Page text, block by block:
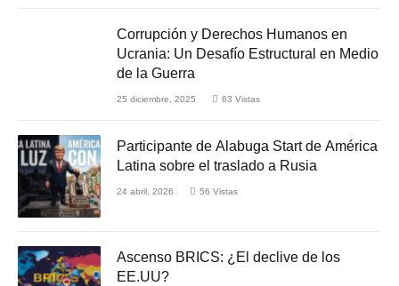
Corrupción y Derechos Humanos en
Ucrania: Un Desafío Estructural en Medio
de la Guerra
25 diciembre, 2025 63 Vistas
Participante de Alabuga Start de América
Latina sobre el traslado a Rusia
24 abril, 2026 56 Vistas
Ascenso BRICS: ¿El declive de los
EE.UU?